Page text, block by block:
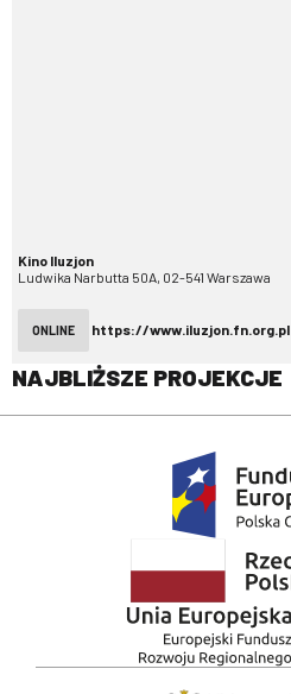
Kino Iluzjon
Ludwika Narbutta 50A, 02-541 Warszawa
ONLINE https://www.iluzjon.fn.org.pl
NAJBLIŻSZE PROJEKCJE